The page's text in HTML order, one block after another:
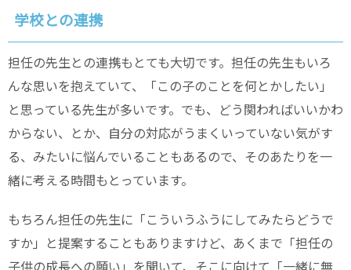
学校との連携
担任の先生との連携もとても大切です。担任の先生もいろ
んな思いを抱えていて、「この子のことを何とかしたい」
と思っている先生が多いです。でも、どう関わればいいかわ
からない、とか、自分の対応がうまくいっていない気がす
る、みたいに悩んでいることもあるので、そのあたりを一
緒に考える時間もとっています。
もちろん担任の先生に「こういうふうにしてみたらどうで
すか」と提案することもありますけど、あくまで「担任の
子供の成長への願い」を聞いて、そこに向けて「一緒に無